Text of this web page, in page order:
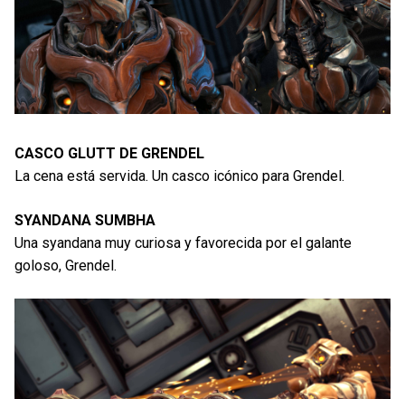
CASCO GLUTT DE GRENDEL
La cena está servida. Un casco icónico para Grendel.
SYANDANA SUMBHA
Una syandana muy curiosa y favorecida por el galante
goloso, Grendel.